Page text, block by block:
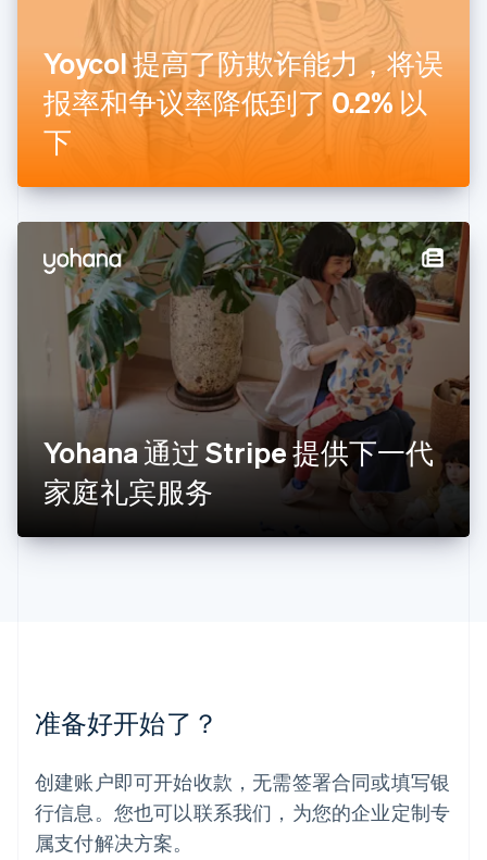
Yoycol 提高了防欺诈能力，将误
报率和争议率降低到了 0.2% 以
下
Yohana 通过 Stripe 提供下一代
家庭礼宾服务
准备好开始了？
创建账户即可开始收款，无需签署合同或填写银
行信息。您也可以联系我们，为您的企业定制专
属支付解决方案。
芬兰
Svenska
荷兰
NederlandsEnglish
加拿大
English Français
捷克
克罗地亚
拉脱维亚
English
立陶宛
English
列支敦士登
Deutsch English
卢森堡
Français English
罗马尼亚
English
马尔他
English
马来西亚
English 简体中文
美国
日本
日本語English
SvenskaEnglish
瑞士
DeutschFrançais ItalianoEnglish
塞浦路斯